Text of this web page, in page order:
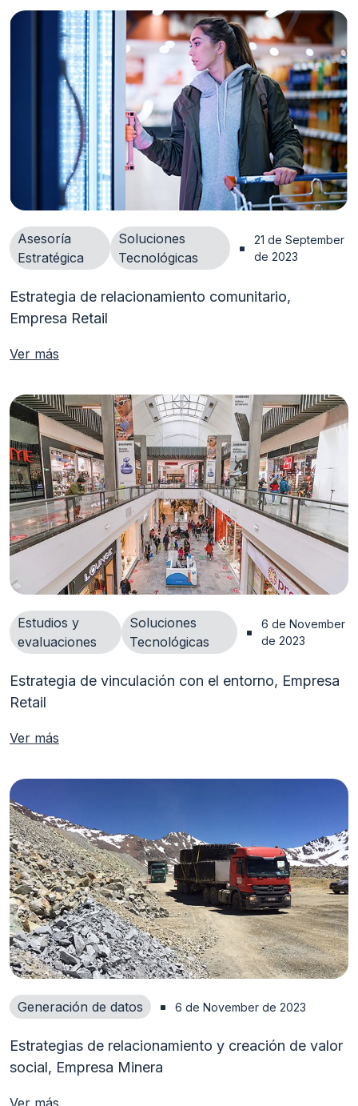
Asesoría
Estratégica
Soluciones
Tecnológicas
21 de September
de 2023
Estrategia de relacionamiento comunitario,
Empresa Retail
Ver más
Estudios y
evaluaciones
Soluciones
Tecnológicas
6 de November
de 2023
Estrategia de vinculación con el entorno, Empresa
Retail
Ver más
Generación de datos 6 de November de 2023
Estrategias de relacionamiento y creación de valor
social, Empresa Minera